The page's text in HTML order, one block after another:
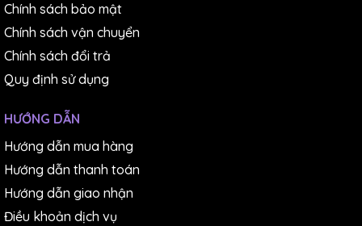
Chính sách bảo mật
Chính sách vận chuyển
Chính sách đổi trả
Quy định sử dụng
HƯỚNG DẪN
Hướng dẫn mua hàng
Hướng dẫn thanh toán
Hướng dẫn giao nhận
Điều khoản dịch vụ